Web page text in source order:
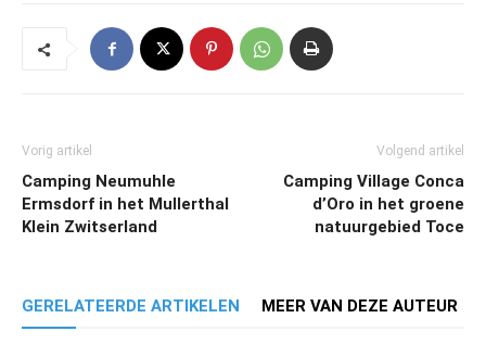
Vorig artikel
Camping Neumuhle
Ermsdorf in het Mullerthal
Klein Zwitserland
Volgend artikel
Camping Village Conca
d’Oro in het groene
natuurgebied Toce
GERELATEERDE ARTIKELEN MEER VAN DEZE AUTEUR